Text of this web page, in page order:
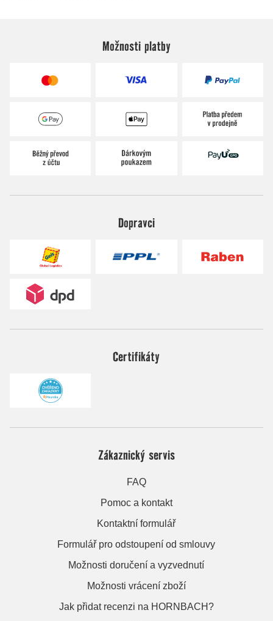
Možnosti platby
Dopravci
Certifikáty
Zákaznický servis
FAQ
Pomoc a kontakt
Kontaktní formulář
Formulář pro odstoupení od smlouvy
Možnosti doručení a vyzvednutí
Možnosti vrácení zboží
Jak přidat recenzi na HORNBACH?